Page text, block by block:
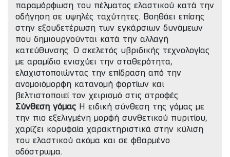
παραμόρφωση του πέλματος ελαστικού κατά την
οδήγηση σε υψηλές ταχύτητες. Βοηθάει επίσης
στην εξουδετέρωση των εγκάρσιων δυνάμεων
που δημιουργούνται κατά την αλλαγή
κατεύθυνσης. Ο σκελετός υβριδικής τεχνολογίας
με αραμίδιο ενισχύει την σταθερότητα,
ελαχιστοποιώντας την επίδραση από την
ανομοιόμορφη κατανομή φορτίων και
βελτιστοποιεί τον χειρισμό στις στροφές.
Σύνθεση γόμας Η ειδική σύνθεση της γόμας με
την πιο εξελιγμένη μορφή συνθετικού πυριτίου,
χαρίζει κορυφαία χαρακτηριστικά στην κύλιση
του ελαστικού ακόμα και σε φθαρμένο
οδόστρωμα.